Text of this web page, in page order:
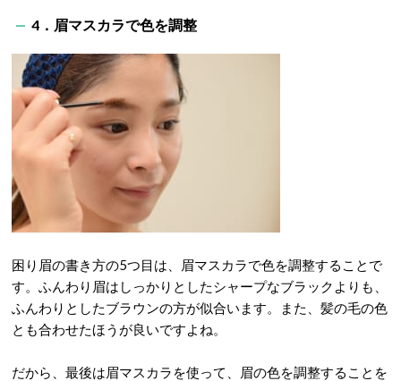
4．眉マスカラで色を調整
困り眉の書き方の5つ目は、眉マスカラで色を調整することで
す。ふんわり眉はしっかりとしたシャープなブラックよりも、
ふんわりとしたブラウンの方が似合います。また、髪の毛の色
とも合わせたほうが良いですよね。
だから、最後は眉マスカラを使って、眉の色を調整することを